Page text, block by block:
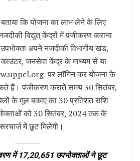
बताया कि योजना का लाभ लेने के लिए
विद्युत् केंद्रों में पंजीकरण कराना
अपने नजदीकी विभागीय खंड,
जनसेवा केंद्र के माध्यम से या
पर लॉगिन कर योजना के
हैं। पंजीकरण कराते समय 30 सितंबर,
के मूल बकाए का 30 प्रतिशत राशि
को 30 सितंबर, 2024 तक के
में छूट मिलेगी।
में 17,20,651 उपभोक्ताओं ने छूट